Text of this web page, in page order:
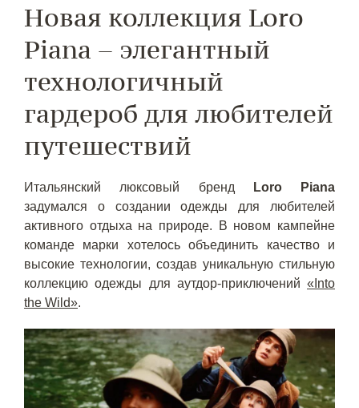
Новая коллекция Loro
Piana – элегантный
технологичный
гардероб для любителей
путешествий
Итальянский люксовый бренд
Loro Piana
задумался о создании одежды для любителей
активного отдыха на природе. В новом кампейне
команде марки хотелось объединить качество и
высокие технологии, создав уникальную стильную
коллекцию одежды для аутдор-приключений «Into
the Wild».